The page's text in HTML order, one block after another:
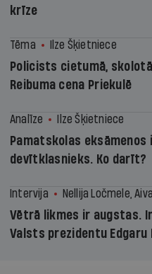
krīze
Tēma Ilze Šķietniece
Policists cietumā,
Reibuma cena Priekulē
Analīze Ilze Šķietniece
Pamatskolas
devītklasnieks. Ko darīt?
Intervija Nellija Ločmele,
Vētrā likmes ir augstas.
Valsts prezidentu Edgaru